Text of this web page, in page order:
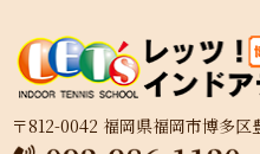
〒812-0042 福岡県福岡市博多区